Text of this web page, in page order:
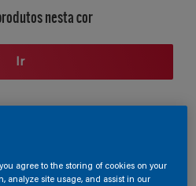
nesta cor
Ir
cores
agree to the storing of cookies on your
analyze site usage, and assist in our